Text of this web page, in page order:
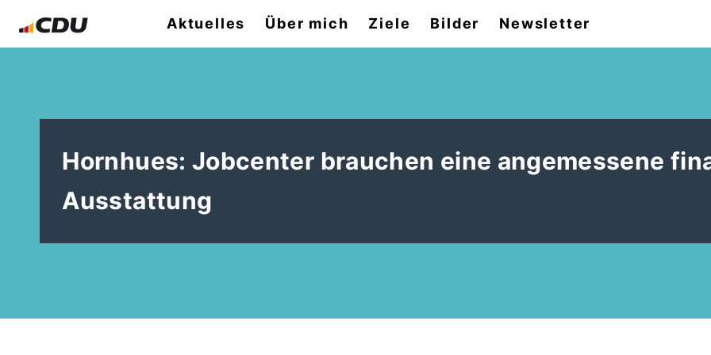
Aktuelles Über mich Ziele Bilder Newsletter
Hornhues: Jobcenter brauchen eine angemessene
Ausstattung